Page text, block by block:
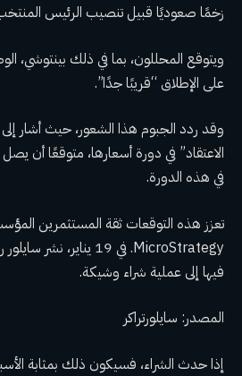
زخمًا صعوديًا قبيل تنصيب الرئيس
ويتوقع المحللون، بما في ذلك بينتوشي،
على الإطلاق “قريبًا جدًا”.
وقد ردد الجبوم هذا الشعور، حيث أشار
في هذه الدورة.
تعزز هذه التوقعات ثقة المستثمرين
فيها إلى عملية شراء وشيكة.
المصدر: سايلورتراكر
إذا حدث الشراء، فسيكون ذلك بمثابة